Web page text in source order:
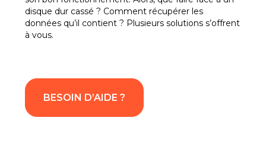
disque dur cassé ? Comment récupérer les
données qu’il contient ? Plusieurs solutions s’offrent
à vous.
BESOIN D’AIDE ?